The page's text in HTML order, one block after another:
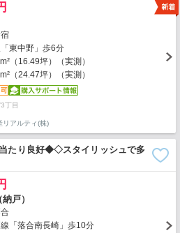
「東中野」歩6分
（16.49坪）（実測）
（24.47坪）（実測）
丁目
リアルティ(株)
たり良好◆◇スタイリッシュで多
戸）
「落合南長崎」歩10分